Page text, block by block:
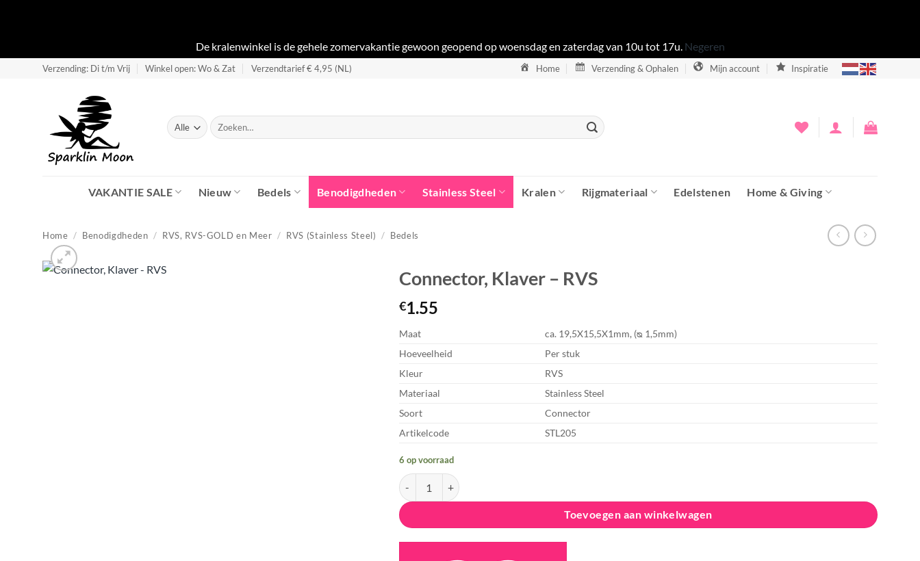
De kralenwinkel is de gehele zomervakantie gewoon geopend op woensdag en zaterdag van 10u tot 17u. Negeren
Verzending: Di t/m Vrij Winkel open: Wo & Zat Verzendtarief € 4,95 (NL) Home Verzending & Ophalen Mijn account Inspiratie
Zoeken
naar:
VAKANTIE SALE Nieuw Bedels Benodigdheden Stainless Steel Kralen Rijgmateriaal Edelstenen Home & Giving
Home / Benodigdheden / RVS, RVS-GOLD en Meer / RVS (Stainless Steel) / Bedels
Connector, Klaver – RVS
€1.55
Maat
ca. 19,5X15,5X1mm, (ᴓ 1,5mm)
Hoeveelheid
Per stuk
Kleur
RVS
Materiaal
Stainless Steel
Soort
Connector
Artikelcode
STL205
6 op voorraad
Connector, Klaver - RVS aantal
Toevoegen aan winkelwagen